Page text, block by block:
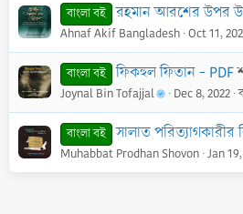
বাংলা বই রহমান আরশের উপর
Ahnaf Akif Bangladesh Oct 11,
বাংলা বই ফিকহুল ফিতান - PDF
Joynal Bin Tofajjal Dec 8, 2022
বাংলা বই সালাত পরিত্যাগকারীর
Muhabbat Prodhan Shovon Jan